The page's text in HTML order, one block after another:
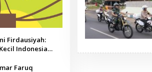
Firdausiyah:
Indonesia
Jauh, Narasi
Faruq